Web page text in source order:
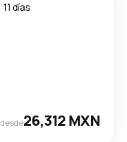
11 días
desde26,312 MXN